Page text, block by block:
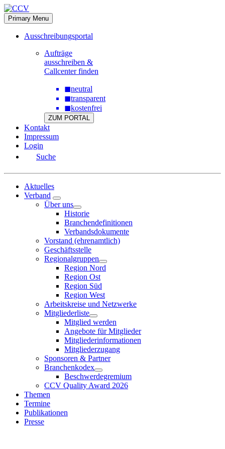
Skip
to
content
Primary Menu
Ausschreibungsportal
Aufträge
ausschreiben &
Callcenter finden
◼neutral
◼transparent
◼kostenfrei
ZUM PORTAL
Kontakt
Impressum
Login
Suche
Aktuelles
Verband
Über uns
Historie
Branchendefinitionen
Verbandsdokumente
Vorstand (ehrenamtlich)
Geschäftsstelle
Regionalgruppen
Region Nord
Region Ost
Region Süd
Region West
Arbeitskreise und Netzwerke
Mitgliederliste
Mitglied werden
Angebote für Mitglieder
Mitgliederinformationen
Mitgliederzugang
Sponsoren & Partner
Branchenkodex
Beschwerdegremium
CCV Quality Award 2026
Themen
Termine
Publikationen
Presse